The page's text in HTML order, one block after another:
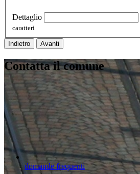
Dettaglio
caratteri
Indietro Avanti
Contatta il comune
domande frequenti